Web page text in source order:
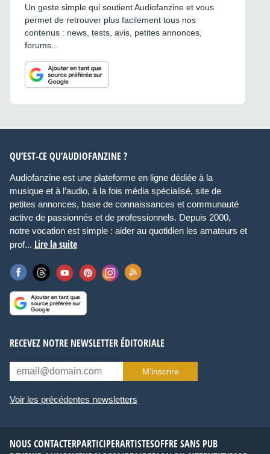
Un geste simple qui soutient Audiofanzine et vous
permet de retrouver plus facilement tous nos
contenus : news, tests, avis, petites annonces,
forums...
QU’EST-CE QU’AUDIOFANZINE ?
Audiofanzine est une plateforme en ligne dédiée à la
musique et à l’audio, à la fois média spécialisé, site de
petites annonces, base de connaissances et communauté
active de passionnés et de professionnels. Depuis 2000,
notre vocation est simple : aider au quotidien les amateurs et
prof... Lire la suite
RECEVEZ NOTRE NEWSLETTER ÉDITORIALE
M’inscrire
Voir les précédentes newsletters
NOUS CONTACTERPARTICIPERARTISTESOFFRE SANS PUB